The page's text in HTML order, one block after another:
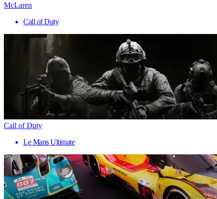
McLaren
Call of Duty
Call of Duty
Le Mans Ultimate